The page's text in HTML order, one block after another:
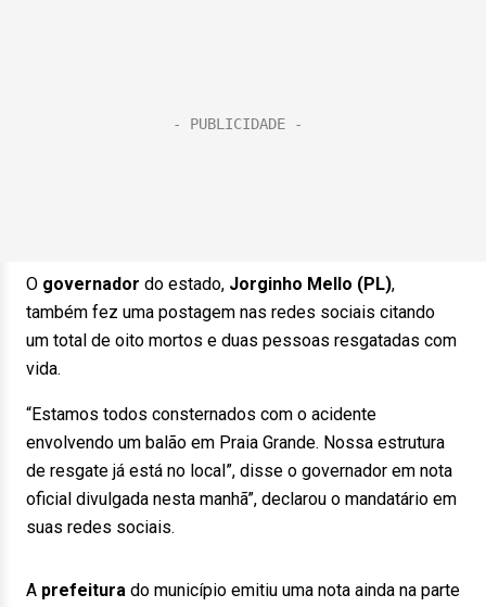
O governador do estado, Jorginho Mello (PL),
também fez uma postagem nas redes sociais citando
um total de oito mortos e duas pessoas resgatadas com
vida.
“Estamos todos consternados com o acidente
envolvendo um balão em Praia Grande. Nossa estrutura
de resgate já está no local”, disse o governador em nota
oficial divulgada nesta manhã”, declarou o mandatário em
suas redes sociais.
A prefeitura do município emitiu uma nota ainda na parte